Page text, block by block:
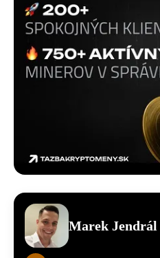
Marek Jendrál